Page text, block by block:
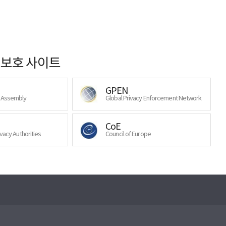
호 사이트
GPEN
Global Privacy Enforcement Network
Authorities
CoE
Council of Europe